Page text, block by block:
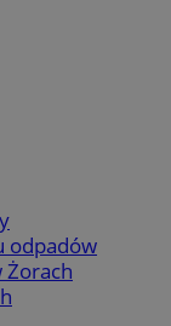
odpadów
Żorach